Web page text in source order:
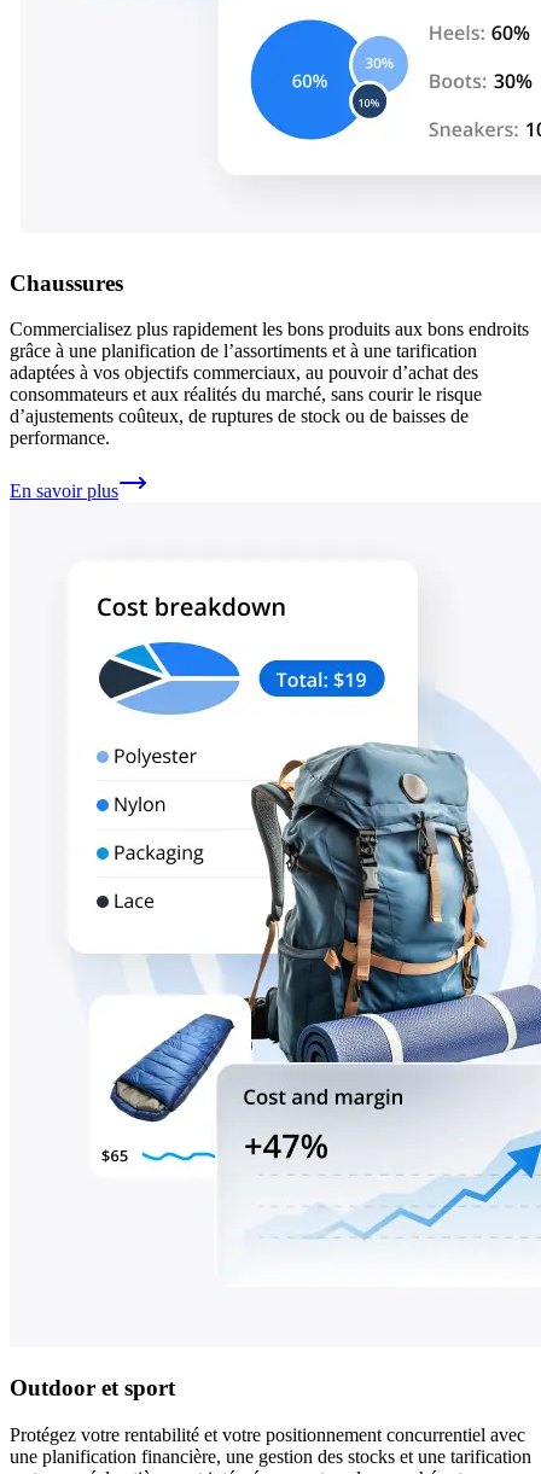
Chaussures
Commercialisez plus rapidement les bons produits aux bons endroits
grâce à une planification de l’assortiments et à une tarification
adaptées à vos objectifs commerciaux, au pouvoir d’achat des
consommateurs et aux réalités du marché, sans courir le risque
d’ajustements coûteux, de ruptures de stock ou de baisses de
performance.
En savoir plus
Outdoor et sport
Protégez votre rentabilité et votre positionnement concurrentiel avec
une planification financière, une gestion des stocks et une tarification